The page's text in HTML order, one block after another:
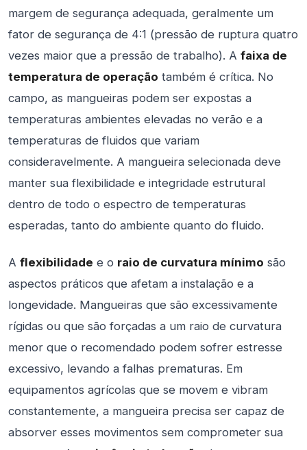
margem de segurança adequada, geralmente um
fator de segurança de 4:1 (pressão de ruptura quatro
vezes maior que a pressão de trabalho). A faixa de
temperatura de operação também é crítica. No
campo, as mangueiras podem ser expostas a
temperaturas ambientes elevadas no verão e a
temperaturas de fluidos que variam
consideravelmente. A mangueira selecionada deve
manter sua flexibilidade e integridade estrutural
dentro de todo o espectro de temperaturas
esperadas, tanto do ambiente quanto do fluido.
A flexibilidade e o raio de curvatura mínimo são
aspectos práticos que afetam a instalação e a
longevidade. Mangueiras que são excessivamente
rígidas ou que são forçadas a um raio de curvatura
menor que o recomendado podem sofrer estresse
excessivo, levando a falhas prematuras. Em
equipamentos agrícolas que se movem e vibram
constantemente, a mangueira precisa ser capaz de
absorver esses movimentos sem comprometer sua